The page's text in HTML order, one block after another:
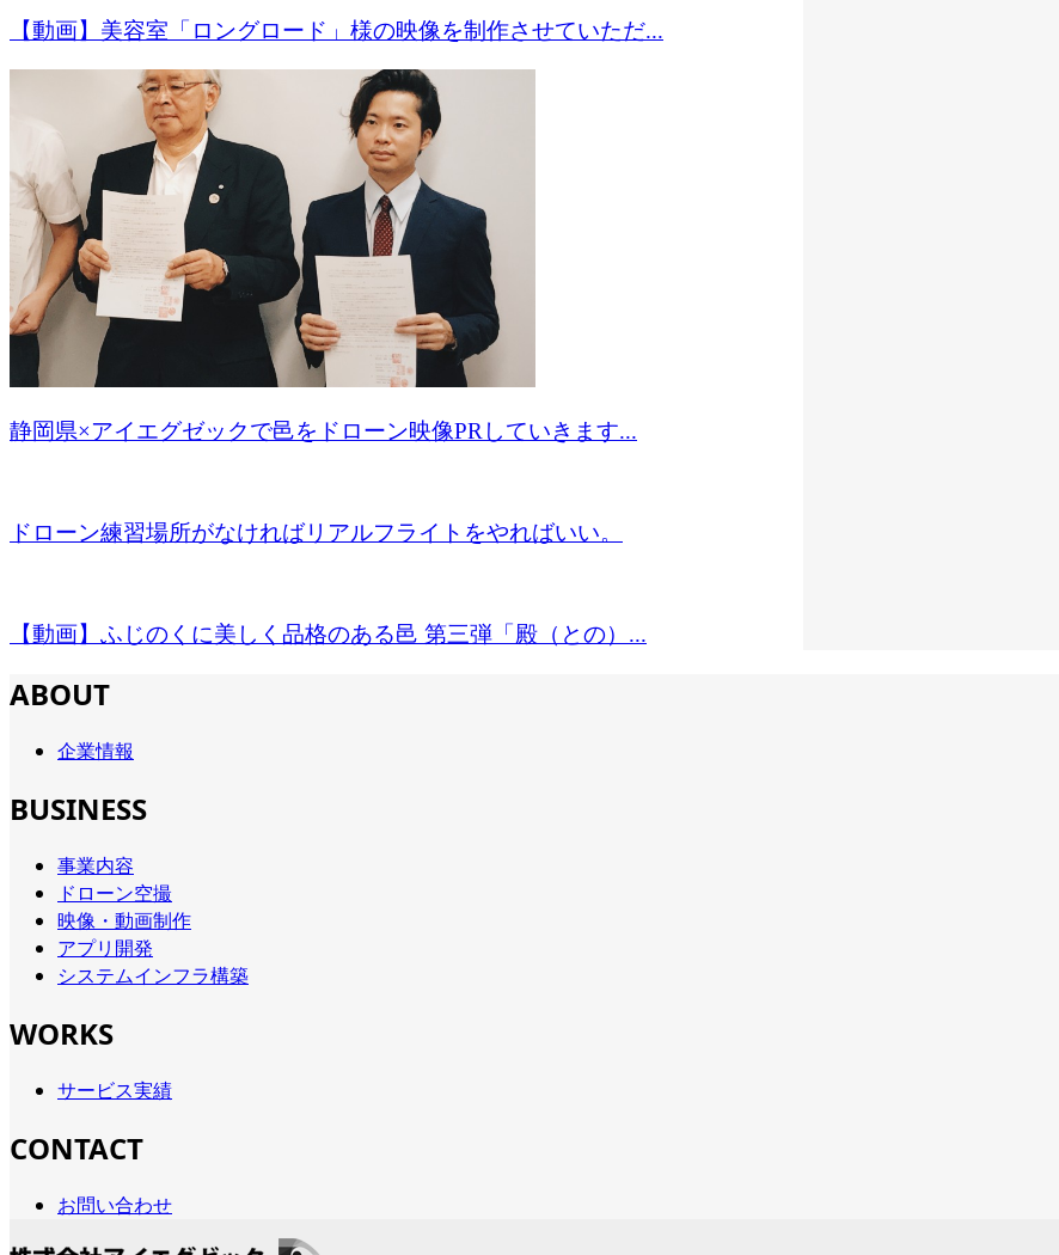
【動画】美容室「ロングロード」様の映像を制作させていただ...
静岡県×アイエグゼックで邑をドローン映像PRしていきます...
ドローン練習場所がなければリアルフライトをやればいい。
【動画】ふじのくに美しく品格のある邑 第三弾「殿（との）...
ABOUT
企業情報
BUSINESS
事業内容
ドローン空撮
映像・動画制作
アプリ開発
システムインフラ構築
WORKS
サービス実績
CONTACT
お問い合わせ